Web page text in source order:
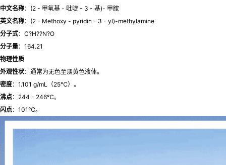
中文名称：(2 - 甲氧基 - 吡啶 - 3 - 基)- 甲胺
英文名称：(2 - Methoxy - pyridin - 3 - yl)-methylamine
分子式：C?H??N?O
分子量：164.21
物理性质
外观性状：通常为无色至淡黄色液体。
密度：1.101 g/mL（25℃）。
沸点：244 - 246℃。
闪点：101℃。